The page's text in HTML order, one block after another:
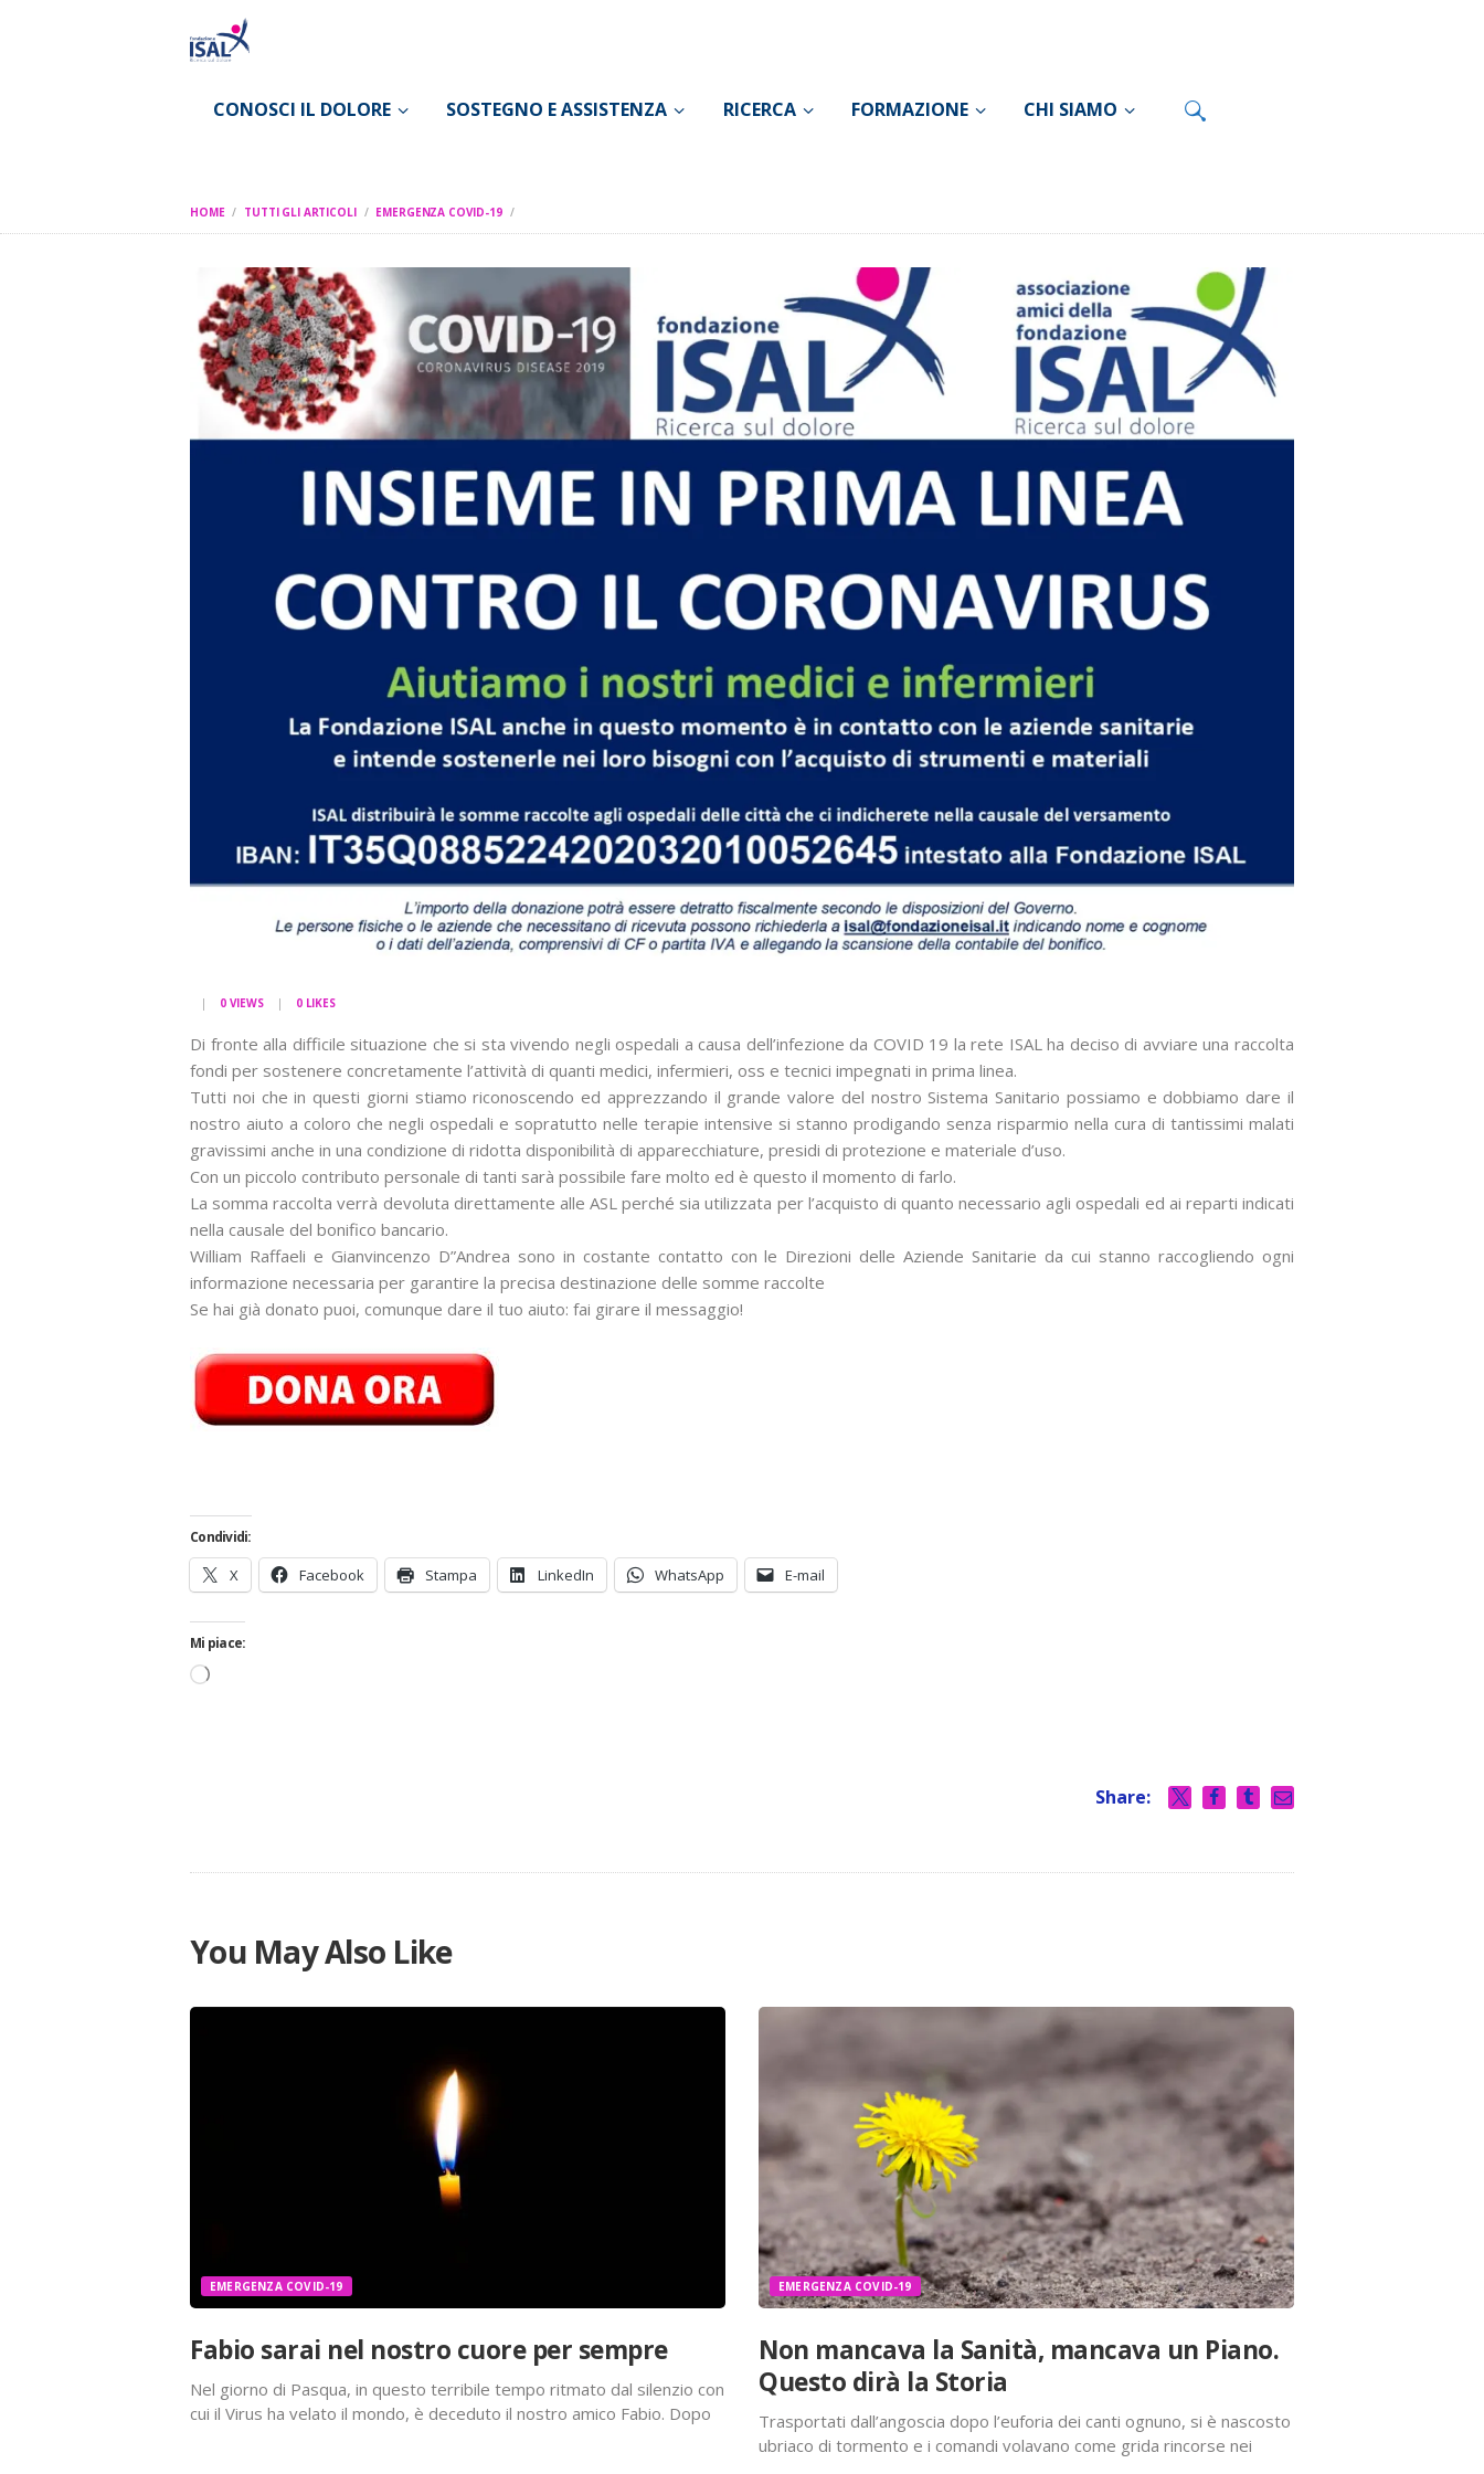
CONOSCI IL DOLORE SOSTEGNO E ASSISTENZA RICERCA FORMAZIONE CHI SIAMO
HOME TUTTI GLI ARTICOLI EMERGENZA COVID-19
FORMAZIONE
CHI SIAMO
0 VIEWS 0 LIKES
Di fronte alla difficile situazione che si sta vivendo negli ospedali a causa dell’infezione da COVID 19 la rete ISAL ha deciso di avviare una raccolta
fondi per sostenere concretamente l’attività di quanti medici, infermieri, oss e tecnici impegnati in prima linea.
Tutti noi che in questi giorni stiamo riconoscendo ed apprezzando il grande valore del nostro Sistema Sanitario possiamo e dobbiamo dare il
nostro aiuto a coloro che negli ospedali e sopratutto nelle terapie intensive si stanno prodigando senza risparmio nella cura di tantissimi malati
gravissimi anche in una condizione di ridotta disponibilità di apparecchiature, presidi di protezione e materiale d’uso.
Con un piccolo contributo personale di tanti sarà possibile fare molto ed è questo il momento di farlo.
La somma raccolta verrà devoluta direttamente alle ASL perché sia utilizzata per l’acquisto di quanto necessario agli ospedali ed ai reparti indicati
nella causale del bonifico bancario.
William Raffaeli e Gianvincenzo D”Andrea sono in costante contatto con le Direzioni delle Aziende Sanitarie da cui stanno raccogliendo ogni
informazione necessaria per garantire la precisa destinazione delle somme raccolte
Se hai già donato puoi, comunque dare il tuo aiuto: fai girare il messaggio!
Condividi:
X Facebook Stampa LinkedIn WhatsApp E-mail
Mi piace:
Share:
You May Also Like
EMERGENZA COVID-19
Fabio sarai nel nostro cuore per sempre
Nel giorno di Pasqua, in questo terribile tempo ritmato dal silenzio con
cui il Virus ha velato il mondo, è deceduto il nostro amico Fabio. Dopo
EMERGENZA COVID-19
Non mancava la Sanità, mancava un Piano.
Questo dirà la Storia
Trasportati dall’angoscia dopo l’euforia dei canti ognuno, si è nascosto
ubriaco di tormento e i comandi volavano come grida rincorse nei